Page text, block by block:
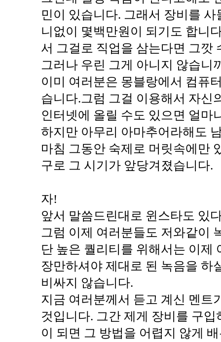
민이 있습니다. 그래서 장비를
니없이 몇백만원이 되기도 합니
서 그걸로 직업을 삼는다면 그깟
그러나 우린 그게 아니지 않습니
이미 여러분은 몽블랑에서 컴퓨
습니다.그럼 그걸 이용해서 자신
인터넷에 올릴 수도 있으면 얼마
하지만 아무리 아마추어라해도
마침 그동안 숙제로 머릿속에만
구로 그 시기가 앞당겨졌습니다.
자!
앞서 말씀드린대로 윈스타도 있
그럼 이제 여러분들도 저와같이
단 높은 퀄리티를 위해서는 이제
장만하셔야 제대로 된 녹음을 하
비싸지 않습니다.
지금 여러분께서 듣고 계신 멘트
것입니다. 그간 제게 장비를 구
이 되면 그 방법을 어렵지 않게